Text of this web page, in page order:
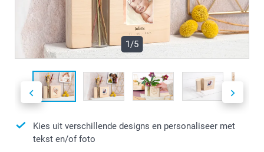
1/5
Kies uit verschillende designs en personaliseer met
tekst en/of foto